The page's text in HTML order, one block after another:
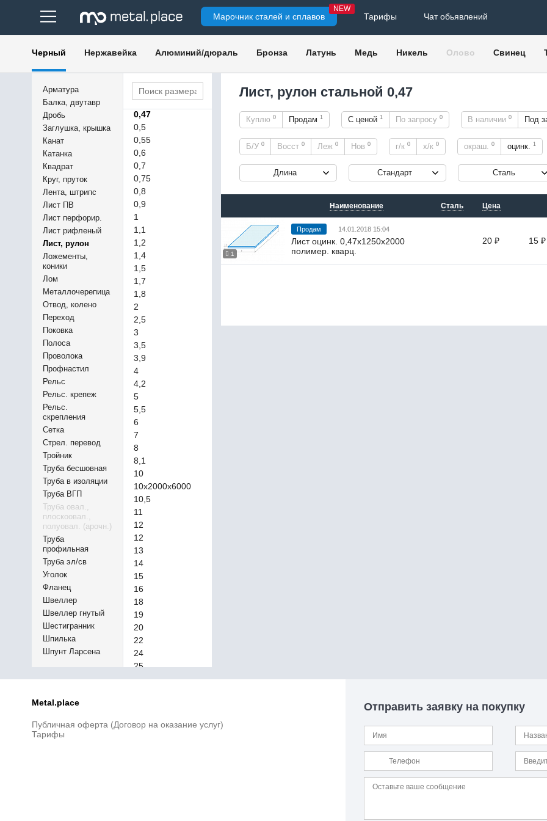
Марочник сталей и сплавов
NEW
Тарифы Чат обьявлений
Черный Нержавейка Алюминий/дюраль Бронза Латунь Медь Никель Олово Свинец
Арматура
Балка, двутавр
Дробь
Заглушка, крышка
Канат
Катанка
Квадрат
Круг, пруток
Лента, штрипс
Лист ПВ
Лист перфорир.
Лист рифленый
Лист, рулон
Ложементы,
коники
Лом
Металлочерепица
Отвод, колено
Переход
Поковка
Полоса
Проволока
Профнастил
Рельс
Рельс. крепеж
Рельс.
скрепления
Сетка
Стрел. перевод
Тройник
Труба бесшовная
Труба в изоляции
Труба ВГП
Труба овал.,
плоскоовал.,
полуовал. (арочн.)
Труба
профильная
Труба эл/св
Уголок
Фланец
Швеллер
Швеллер гнутый
Шестигранник
Шпилька
Шпунт Ларсена
0,25
0,32
0,40
0,45
0,47
0,5
0,55
0,6
0,7
0,75
0,8
0,9
1
1,1
1,2
1,4
1,5
1,7
1,8
2
2,5
3
3,5
3,9
4
4,2
5
5,5
6
7
8
8,1
10
10х2000х6000
10,5
11
12
12
13
14
15
16
18
19
20
22
24
25
28
34
Лист, рулон стальной 0,47
Куплю 0 Продам 1 С ценой 1 По запросу 0 В наличии 0 Под
Б/У 0 Восст 0 Леж 0 Нов 0 г/к 0 х/к 0 окраш. 0 оцинк. 1
Длина Стандарт Сталь
Наименование Сталь Цена
1
Продам 14.01.2018 15:04
Лист оцинк. 0,47х1250х2000
полимер. кварц.
20 ₽ 15 ₽
Metal.place
Публичная оферта (Договор на оказание услуг)
Тарифы
Отправить заявку на покупку